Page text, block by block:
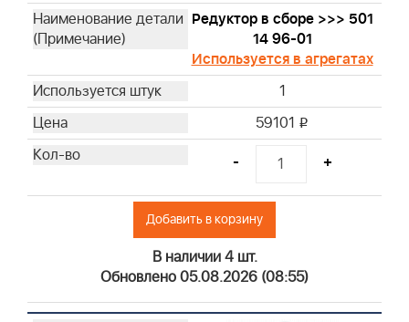
Редуктор в сборе >>> 501
14 96-01
Используется в агрегатах
1
59101 i
- +
Добавить в корзину
В наличии 4 шт.
Обновлено 05.08.2026 (08:55)